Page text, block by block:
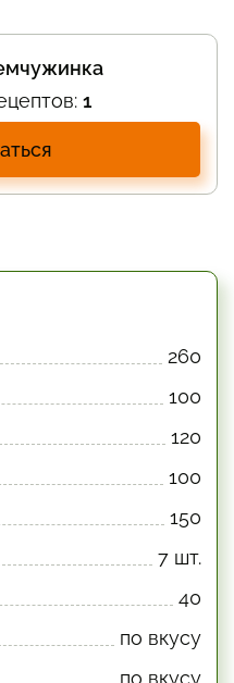
1
260
100
120
100
150
7 шт.
40
по вкусу
по вкусу